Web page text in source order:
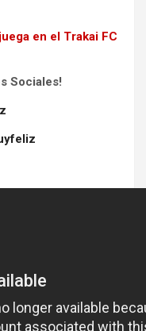
en el Trakai FC
Sociales!